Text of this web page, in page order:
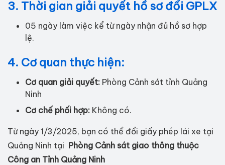
3. Thời gian giải quyết hồ sơ đổi GPLX
05 ngày làm việc kể từ ngày nhận đủ hồ sơ hợp
lệ.
4. Cơ quan thực hiện:
Cơ quan giải quyết: Phòng Cảnh sát tỉnh Quảng
Ninh
Cơ chế phối hợp: Không có.
Từ ngày 1/3/2025, bạn có thể đổi giấy phép lái xe tại
Quảng Ninh tại Phòng Cảnh sát giao thông thuộc
Công an Tỉnh Quảng Ninh